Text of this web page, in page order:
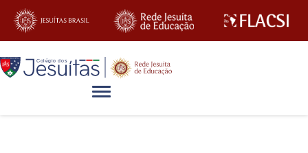
Alternar navegação